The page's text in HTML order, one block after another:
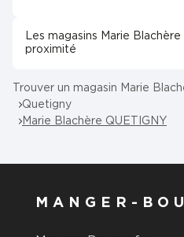
Les magasins Marie Blachère
proximité
Trouver un magasin Marie
Quetigny
Marie Blachère QUETIGNY
MANGER-